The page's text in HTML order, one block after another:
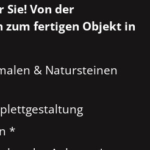
Sie! Von der
zum fertigen Objekt in
& Natursteinen
*